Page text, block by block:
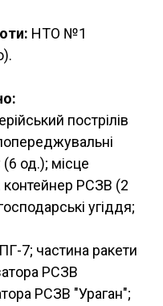
НТО №1
пострілів
од.); місце
контейнер РСЗВ (2
угіддя;
7; частина ракети
РСЗВ
РСЗВ "Ураган";